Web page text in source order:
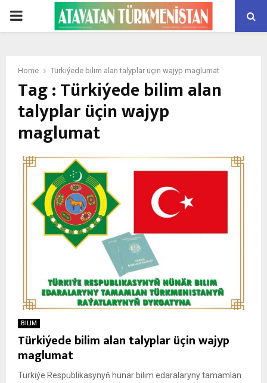
PRIMARY
Home Türkiýede bilim alan talyplar üçin wajyp maglumat
Tag : Türkiýede bilim alan
talyplar üçin wajyp
maglumat
BILIM
Türkiýede bilim alan talyplar üçin wajyp
maglumat
Türkiýe Respublikasynyň hünär bilim edaralaryny tamamlan